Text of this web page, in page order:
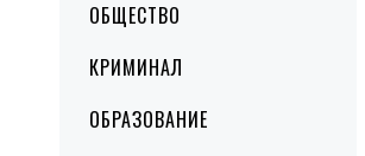
ОБЩЕСТВО
КРИМИНАЛ
ОБРАЗОВАНИЕ